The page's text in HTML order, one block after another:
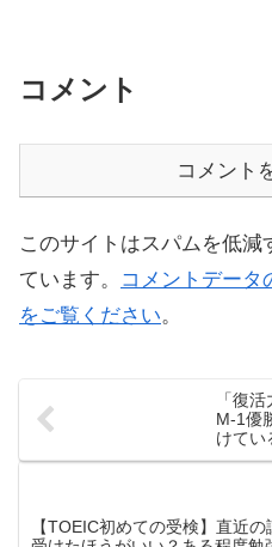
コメント
コメント
このサイトはスパムを低
ています。
コメントデータ
をご覧ください。
「復
M-1優
けてい
【TOEIC初めての受検】直近の